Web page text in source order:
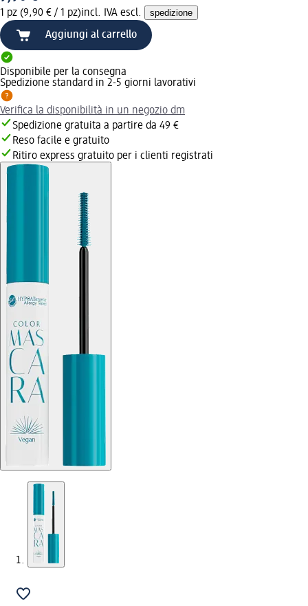
1 pz (9,90 € / 1 pz)incl. IVA escl. spedizione
Aggiungi al carrello
Disponibile per la consegna
Spedizione standard in 2-5 giorni lavorativi
Verifica la disponibilità in un negozio dm
Spedizione gratuita a partire da 49 €
Reso facile e gratuito
Ritiro express gratuito per i clienti registrati